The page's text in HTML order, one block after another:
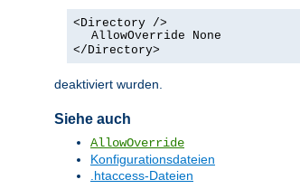
<Directory />
AllowOverride None
</Directory>
deaktiviert wurden.
Siehe auch
AllowOverride
Konfigurationsdateien
.htaccess-Dateien